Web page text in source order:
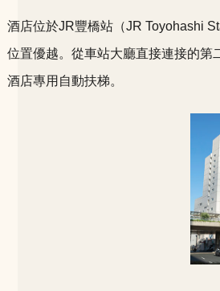
酒店位於JR豐橋站（JR Toyohashi
位置優越。 從車站大廳直接連接的第
酒店專用自動扶梯。